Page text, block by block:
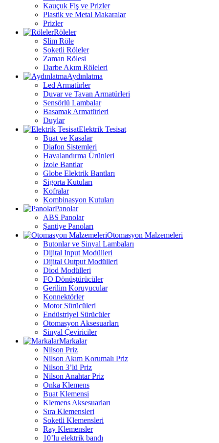
Kauçuk Fiş ve Prizler
Plastik ve Metal Makaralar
Prizler
Röleler
Slim Röle
Soketli Röleler
Zaman Rölesi
Darbe Akım Röleleri
Aydınlatma
Led Armatürler
Duvar ve Tavan Armatürleri
Sensörlü Lambalar
Basamak Armatürleri
Duylar
Elektrik Tesisat
Buat ve Kasalar
Diafon Sistemleri
Havalandırma Ürünleri
İzole Bantlar
Globe Elektrik Bantları
Sigorta Kutuları
Kofralar
Kombinasyon Kutuları
Panolar
ABS Panolar
Şantiye Panoları
Otomasyon Malzemeleri
Butonlar ve Sinyal Lambaları
Dijital Input Modülleri
Dijital Output Modülleri
Diod Modülleri
FO Dönüştürücüler
Gerilim Koruyucular
Konnektörler
Motor Sürücüleri
Endüstriyel Sürücüler
Otomasyon Aksesuarları
Sinyal Çeviriciler
Markalar
Nilson Priz
Nilson Akım Korumalı Priz
Nilson 3’lü Priz
Nilson Anahtar Priz
Onka Klemens
Buat Klemensi
Klemens Aksesuarları
Sıra Klemensleri
Soketli Klemensleri
Ray Klemensler
10’lu elektrik bandı